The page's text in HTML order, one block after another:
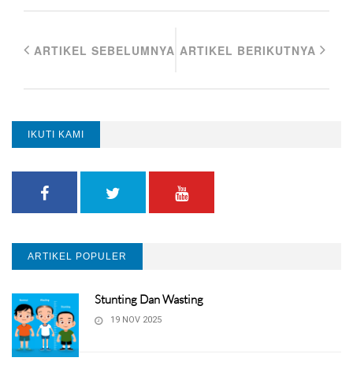
ARTIKEL SEBELUMNYA ARTIKEL BERIKUTNYA
IKUTI KAMI
ARTIKEL POPULER
Stunting Dan Wasting
19 NOV 2025